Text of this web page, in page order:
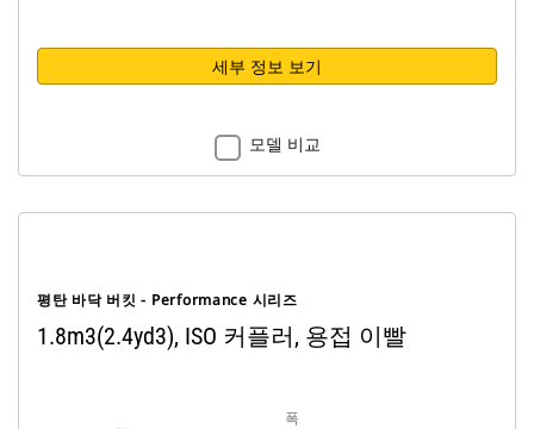
세부 정보 보기
모델 비교
평탄 바닥 버킷 - Performance 시리즈
1.8m3(2.4yd3), ISO 커플러, 용접 이빨
폭